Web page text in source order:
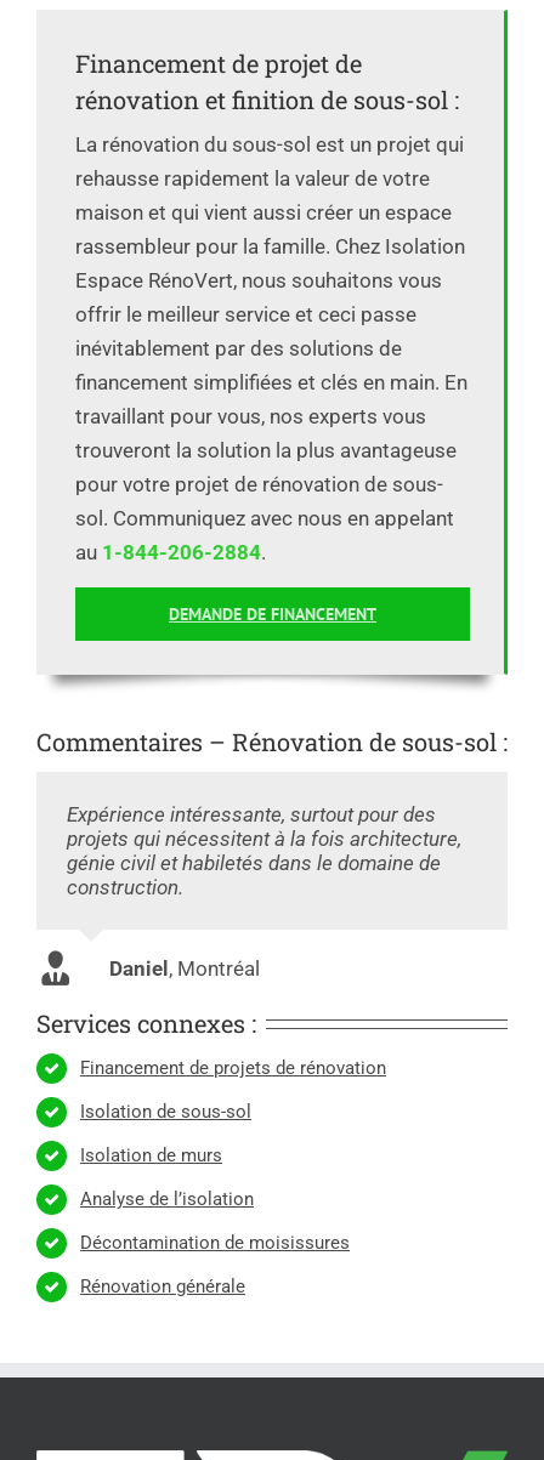
Financement de projet de
rénovation et finition de sous-sol :
La rénovation du sous-sol est un projet qui
rehausse rapidement la valeur de votre
maison et qui vient aussi créer un espace
rassembleur pour la famille. Chez Isolation
Espace RénoVert, nous souhaitons vous
offrir le meilleur service et ceci passe
inévitablement par des solutions de
financement simplifiées et clés en main. En
travaillant pour vous, nos experts vous
trouveront la solution la plus avantageuse
pour votre projet de rénovation de sous-
sol. Communiquez avec nous en appelant
au 1-844-206-2884.
DEMANDE DE FINANCEMENT
Commentaires – Rénovation de sous-sol :
Expérience intéressante, surtout pour des
projets qui nécessitent à la fois architecture,
génie civil et habiletés dans le domaine de
construction.
Daniel, Montréal
Services connexes :
Financement de projets de rénovation
Isolation de sous-sol
Isolation de murs
Analyse de l’isolation
Décontamination de moisissures
Rénovation générale